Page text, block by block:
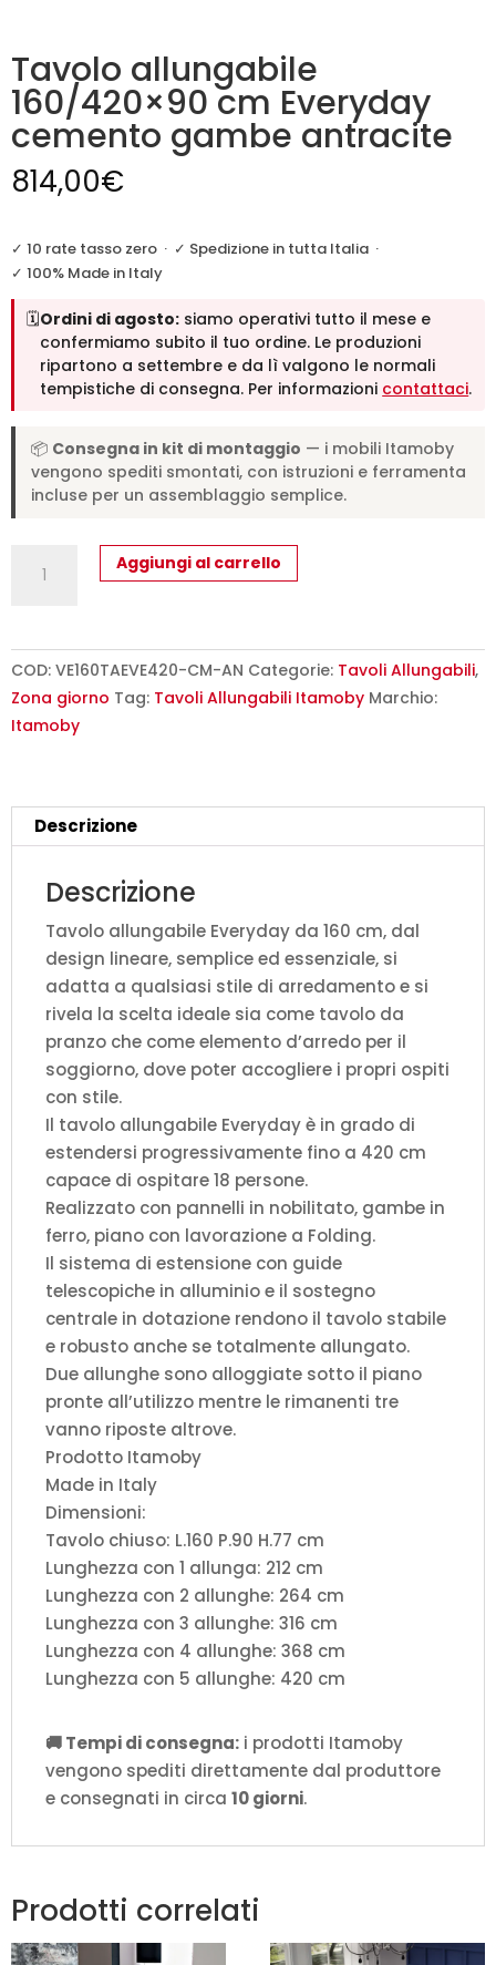
Tavolo allungabile
160/420×90 cm Everyday
cemento gambe antracite
814,00€
✓ 10 rate tasso zero · ✓ Spedizione in tutta Italia ·
✓ 100% Made in Italy
🗓️Ordini di agosto: siamo operativi tutto il mese e
confermiamo subito il tuo ordine. Le produzioni
ripartono a settembre e da lì valgono le normali
tempistiche di consegna. Per informazioni contattaci.
📦 Consegna in kit di montaggio — i mobili Itamoby
vengono spediti smontati, con istruzioni e ferramenta
incluse per un assemblaggio semplice.
allungabile
Everyday
cemento
gambe
Aggiungi al carrello
COD: VE160TAEVE420-CM-AN Categorie: Tavoli Allungabili,
Zona giorno Tag: Tavoli Allungabili Itamoby Marchio:
Itamoby
Descrizione
Descrizione
Tavolo allungabile Everyday da 160 cm, dal
design lineare, semplice ed essenziale, si
adatta a qualsiasi stile di arredamento e si
rivela la scelta ideale sia come tavolo da
pranzo che come elemento d’arredo per il
soggiorno, dove poter accogliere i propri ospiti
con stile.
Il tavolo allungabile Everyday è in grado di
estendersi progressivamente fino a 420 cm
capace di ospitare 18 persone.
Realizzato con pannelli in nobilitato, gambe in
ferro, piano con lavorazione a Folding.
Il sistema di estensione con guide
telescopiche in alluminio e il sostegno
centrale in dotazione rendono il tavolo stabile
e robusto anche se totalmente allungato.
Due allunghe sono alloggiate sotto il piano
pronte all’utilizzo mentre le rimanenti tre
vanno riposte altrove.
Prodotto Itamoby
Made in Italy
Dimensioni:
Tavolo chiuso: L.160 P.90 H.77 cm
Lunghezza con 1 allunga: 212 cm
Lunghezza con 2 allunghe: 264 cm
Lunghezza con 3 allunghe: 316 cm
Lunghezza con 4 allunghe: 368 cm
Lunghezza con 5 allunghe: 420 cm
🚚 Tempi di consegna: i prodotti Itamoby
vengono spediti direttamente dal produttore
e consegnati in circa 10 giorni.
Prodotti correlati